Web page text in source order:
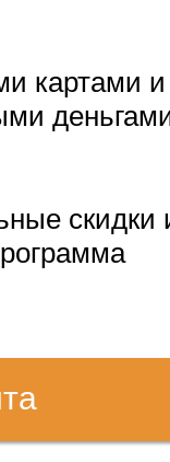
картами и
скидки